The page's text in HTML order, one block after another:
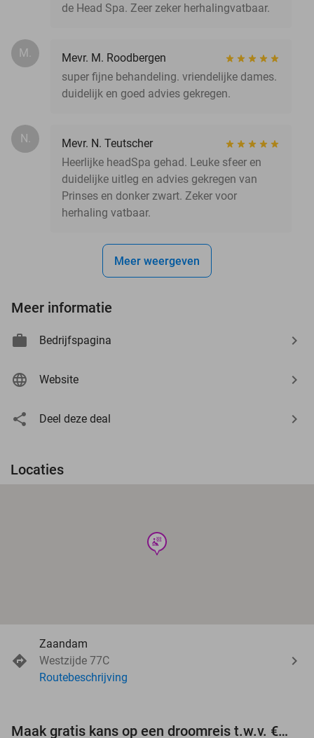
de Head Spa. Zeer zeker herhalingvatbaar.
M.
Mevr. M. Roodbergen
super fijne behandeling. vriendelijke dames.
duidelijk en goed advies gekregen.
N.
Mevr. N. Teutscher
Heerlijke headSpa gehad. Leuke sfeer en
duidelijke uitleg en advies gekregen van
Prinses en donker zwart. Zeker voor
herhaling vatbaar.
Meer weergeven
Meer informatie
Bedrijfspagina
Website
Deel deze deal
Locaties
wellness
Zaandam
Westzijde 77C
Routebeschrijving
Maak gratis kans op een droomreis t.w.v. €3.000!